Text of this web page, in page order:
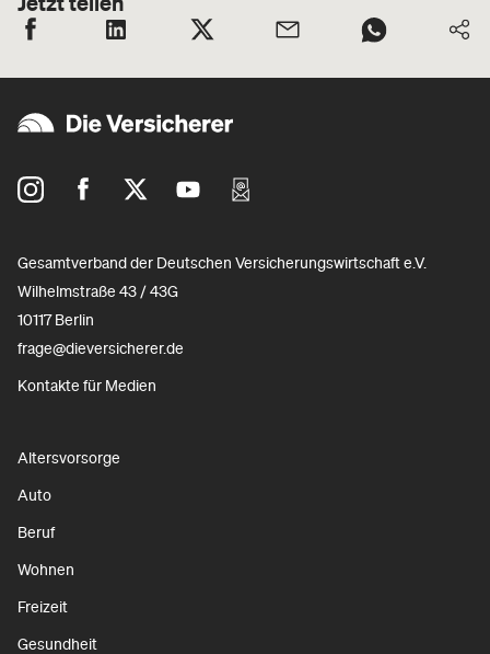
Gesamtverband der Deutschen Versicherungswirtschaft e.V.
Wilhelmstraße 43 / 43G
10117 Berlin
frage@dieversicherer.de
Kontakte für Medien
Altersvorsorge
Auto
Beruf
Wohnen
Freizeit
Gesundheit